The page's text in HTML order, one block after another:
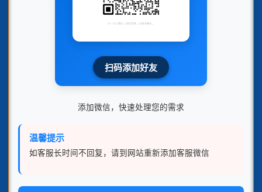
扫码添加好友
添加微信，快速处理您的需求
温馨提示
如客服长时间不回复，请到网站重新添加客服微信